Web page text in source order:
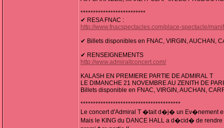
**************************
✔ RESA FNAC :
http://www.fnacspectacles.com/place-spectacle/
✔ Billets disponibles en FNAC, VIRGIN, AUCHAN,
✔ RENSEIGNEMENTS
http://www.admiraltconcert.com/
KALASH EN PREMIERE PARTIE DE ADMIRAL T
LE DIMANCHE 21 NOVEMBRE AU ZENITH DE
Billets disponible en FNAC, VIRGIN, AUCHAN,
****************************************
Le concert d'Admiral T �tait d�j� un Ev�nement
Mais le KING du DANCE HALL a d�cid� de